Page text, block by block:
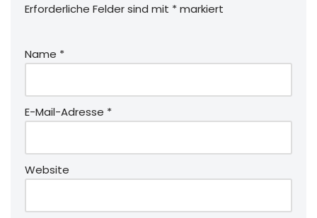
Erforderliche Felder sind mit *markiert
Name *
E-Mail-Adresse *
Website